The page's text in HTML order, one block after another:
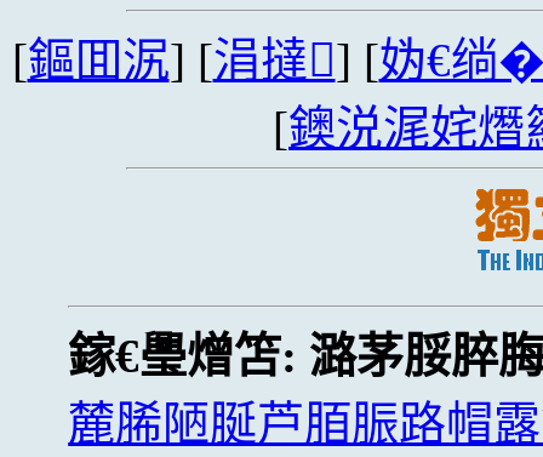
[鏂囬泦] [涓撻] [妫€绱
[鐭涚浘姹熸
鎵€璺熷笘: 潞茅脮脺
麓脪陋脠芦脜脤路帽